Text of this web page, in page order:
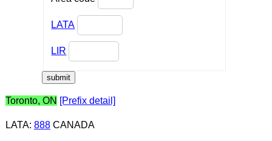
LATA
LIR
Toronto, ON [Prefix detail]
LATA: 888CANADA